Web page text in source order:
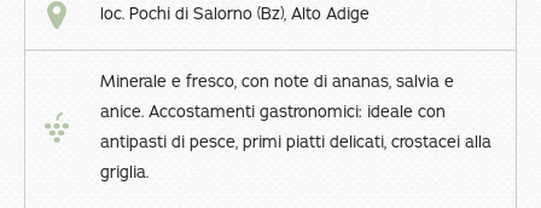
loc. Pochi di Salorno (Bz), Alto Adige
Minerale e fresco, con note di ananas, salvia e
anice. Accostamenti gastronomici: ideale con
antipasti di pesce, primi piatti delicati, crostacei alla
griglia.